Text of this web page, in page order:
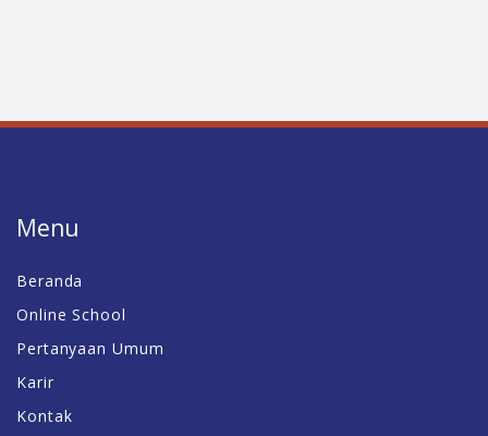
Menu
Beranda
Online School
Pertanyaan Umum
Karir
Kontak